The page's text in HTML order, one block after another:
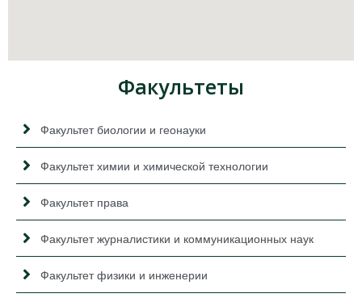
Факультеты
Факультет биологии и геонауки
Факультет химии и химической технологии
Факультет права
Факультет журналистики и коммуникационных наук
Факультет физики и инженерии